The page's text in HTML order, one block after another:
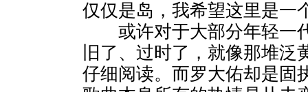
仅仅是岛，我希望这里是一
或许对于大部分年轻一
旧了、过时了，就像那堆
仔细阅读。而罗大佑却是固